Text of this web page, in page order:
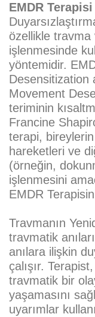
EMDR Terapisi
özellikle travma
işlenmesinde
yöntemidir.
Desensitization
Movement
teriminin
Francine
terapi,
hareketleri ve
(örneğin,
işlenmesini
EMDR
Travmanın
travmatik
anılara ilişkin
çalışır.
travmatik bir
yaşamasını
uyarımlar